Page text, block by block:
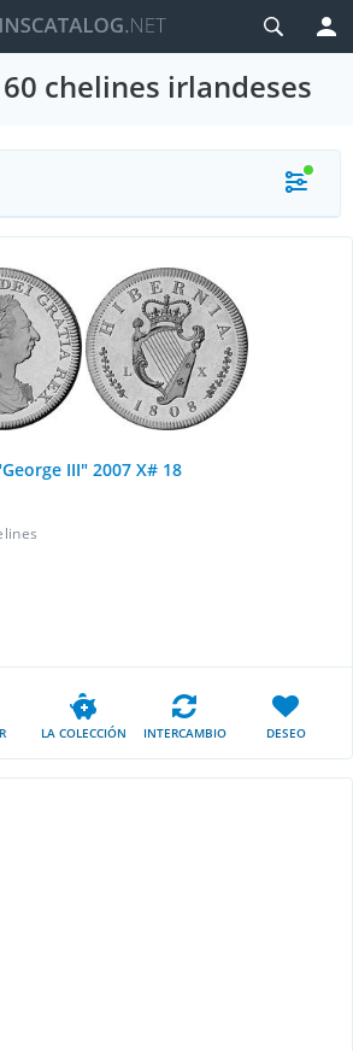
chelines irlandeses
III" 2007 X# 18
LA COLECCIÓN INTERCAMBIO DESEO